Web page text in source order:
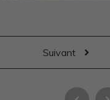
Suivant